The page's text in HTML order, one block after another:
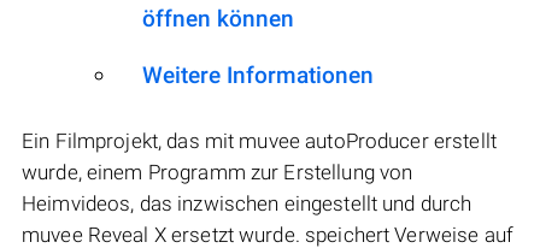
öffnen können
Weitere Informationen
Ein Filmprojekt, das mit muvee autoProducer erstellt
wurde, einem Programm zur Erstellung von
Heimvideos, das inzwischen eingestellt und durch
muvee Reveal X ersetzt wurde. speichert Verweise auf